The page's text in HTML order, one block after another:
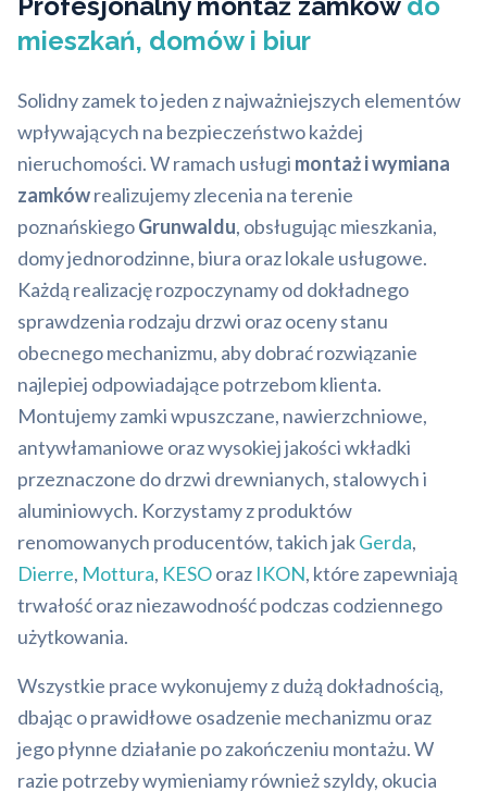
mieszkań, domów i biur
Solidny zamek to jeden z najważniejszych elementów
wpływających na bezpieczeństwo każdej
nieruchomości. W ramach usługi montaż i wymiana
zamkówrealizujemy zlecenia na terenie
poznańskiegoGrunwaldu, obsługując mieszkania,
domy jednorodzinne, biura oraz lokale usługowe.
Każdą realizację rozpoczynamy od dokładnego
sprawdzenia rodzaju drzwi oraz oceny stanu
obecnego mechanizmu, aby dobrać rozwiązanie
najlepiej odpowiadające potrzebom klienta.
Montujemy zamki wpuszczane, nawierzchniowe,
antywłamaniowe oraz wysokiej jakości wkładki
przeznaczone do drzwi drewnianych, stalowych i
aluminiowych. Korzystamy z produktów
renomowanych producentów, takich jakGerda,
Dierre, Mottura, KESOoraz IKON, które zapewniają
trwałość oraz niezawodność podczas codziennego
użytkowania.
Wszystkie prace wykonujemy z dużą dokładnością,
dbając o prawidłowe osadzenie mechanizmu oraz
jego płynne działanie po zakończeniu montażu. W
razie potrzeby wymieniamy również szyldy, okucia